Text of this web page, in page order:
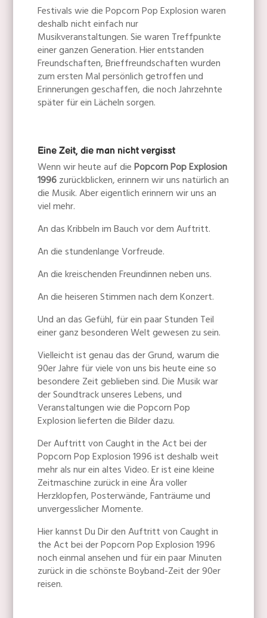
Festivals wie die Popcorn Pop Explosion waren
deshalb nicht einfach nur
Musikveranstaltungen. Sie waren Treffpunkte
einer ganzen Generation. Hier entstanden
Freundschaften, Brieffreundschaften wurden
zum ersten Mal persönlich getroffen und
Erinnerungen geschaffen, die noch Jahrzehnte
später für ein Lächeln sorgen.
Eine Zeit, die man nicht vergisst
Wenn wir heute auf diePopcorn Pop Explosion
1996zurückblicken, erinnern wir uns natürlich an
die Musik. Aber eigentlich erinnern wir uns an
viel mehr.
An das Kribbeln im Bauch vor dem Auftritt.
An die stundenlange Vorfreude.
An die kreischenden Freundinnen neben uns.
An die heiseren Stimmen nach dem Konzert.
Und an das Gefühl, für ein paar Stunden Teil
einer ganz besonderen Welt gewesen zu sein.
Vielleicht ist genau das der Grund, warum die
90er Jahre für viele von uns bis heute eine so
besondere Zeit geblieben sind. Die Musik war
der Soundtrack unseres Lebens, und
Veranstaltungen wie die Popcorn Pop
Explosion lieferten die Bilder dazu.
Der Auftritt von Caught in the Act bei der
Popcorn Pop Explosion 1996 ist deshalb weit
mehr als nur ein altes Video. Er ist eine kleine
Zeitmaschine zurück in eine Ära voller
Herzklopfen, Posterwände, Fanträume und
unvergesslicher Momente.
Hier kannst Du Dir den Auftritt von Caught in
the Act bei der Popcorn Pop Explosion 1996
noch einmal ansehen und für ein paar Minuten
zurück in die schönste Boyband-Zeit der 90er
reisen.